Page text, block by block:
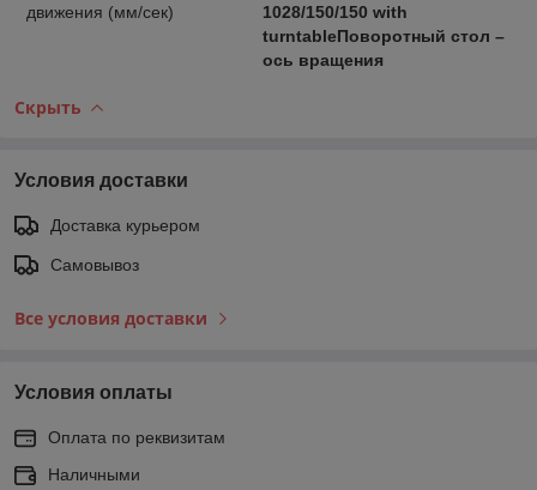
движения (мм/сек)
1028/150/150 with
turntableПоворотный стол –
ось вращения
Скрыть
Условия доставки
Доставка курьером
Самовывоз
Все условия доставки
Условия оплаты
Оплата по реквизитам
Наличными